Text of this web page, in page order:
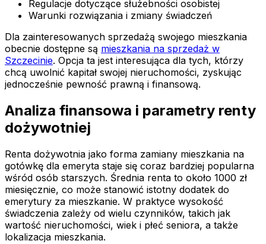
Regulacje dotyczące służebności osobistej
Warunki rozwiązania i zmiany świadczeń
Dla zainteresowanych sprzedażą swojego mieszkania
obecnie dostępne są mieszkania na sprzedaż w
Szczecinie. Opcja ta jest interesująca dla tych, którzy
chcą uwolnić kapitał swojej nieruchomości, zyskując
jednocześnie pewność prawną i finansową.
Analiza finansowa i parametry renty
dożywotniej
Renta dożywotnia jako forma zamiany mieszkania na
gotówkę dla emeryta staje się coraz bardziej popularna
wśród osób starszych. Średnia renta to około 1000 zł
miesięcznie, co może stanowić istotny dodatek do
emerytury za mieszkanie. W praktyce wysokość
świadczenia zależy od wielu czynników, takich jak
wartość nieruchomości, wiek i płeć seniora, a także
lokalizacja mieszkania.